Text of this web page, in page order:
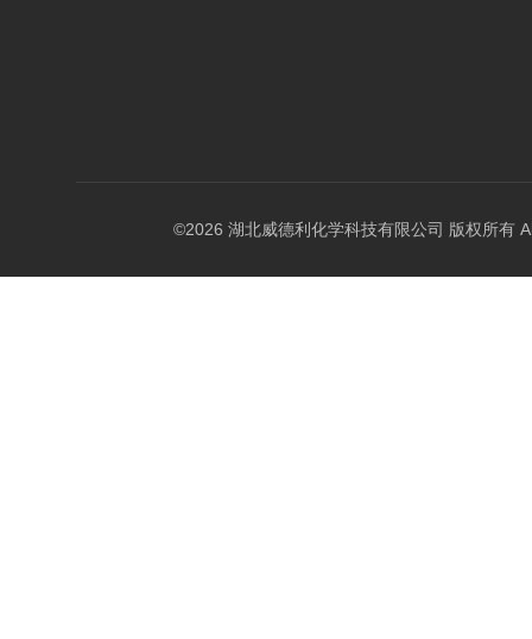
©2026 湖北威德利化学科技有限公司 版权所有